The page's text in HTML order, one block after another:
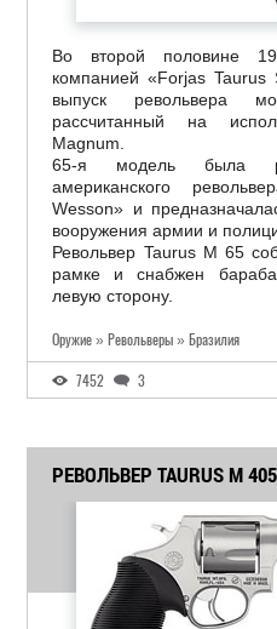
Во второй половине
компанией «Forjas
выпуск револьвера
рассчитанный на
Magnum.
65-я модель была
американского
Wesson» и
вооружения армии и
Револьвер Taurus M 65
рамке и снабжен
левую сторону.
Оружие » Револьверы » Бразилия
7452 3
РЕВОЛЬВЕР TAURUS M 405